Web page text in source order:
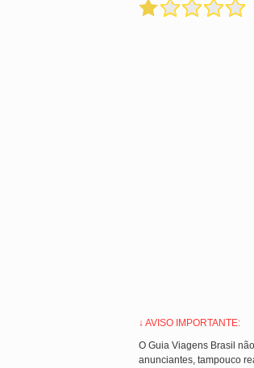
↓ AVISO IMPORTANTE:
O Guia Viagens Brasil
anunciantes, tampouco